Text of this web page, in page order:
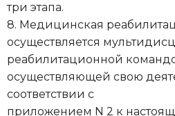
три этапа.
8. Медицинская
осуществляется
реабилитационной
осуществляющей свою
соответствии с
приложением N 2 к